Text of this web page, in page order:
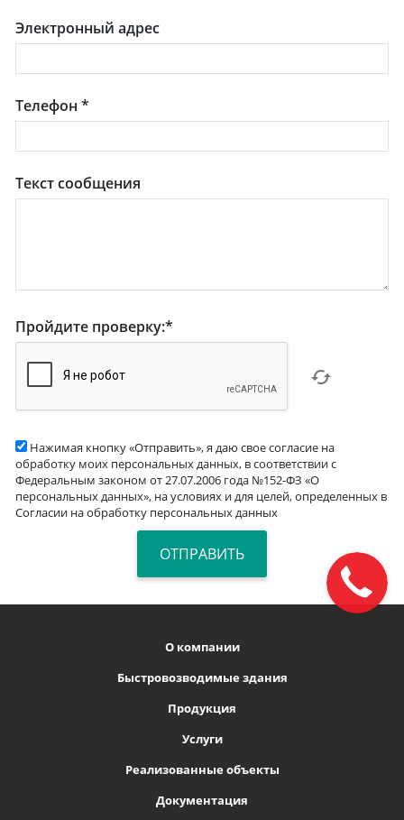
Электронный адрес
Телефон*
Текст сообщения
Пройдите проверку:*
Нажимая кнопку «Отправить», я даю свое согласие на
обработку моих персональных данных, в соответствии с
Федеральным законом от 27.07.2006 года №152-ФЗ «О
персональных данных», на условиях и для целей, определенных в
Согласии на обработку персональных данных
О компании
Быстровозводимые здания
Продукция
Услуги
Реализованные объекты
Документация